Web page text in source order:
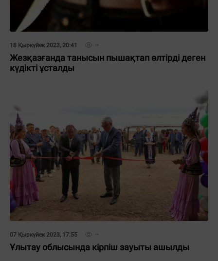
18 Қыркүйек 2023, 20:41
Жезқазғанда танысын пышақтап өлтірді деген
күдікті ұсталды
07 Қыркүйек 2023, 17:55
Ұлытау облысында кірпіш зауыты ашылды